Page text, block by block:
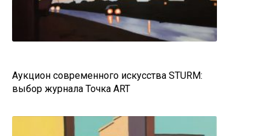
Аукцион современного искусства STURM:
выбор журнала Точка ART